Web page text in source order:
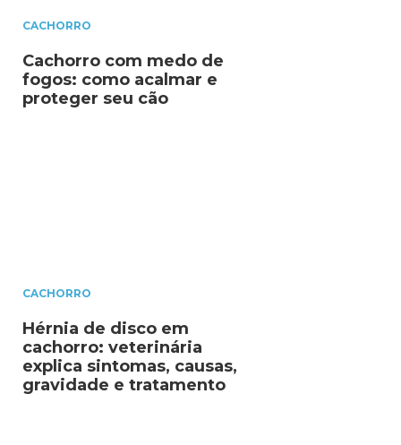
CACHORRO
Cachorro com medo de
fogos: como acalmar e
proteger seu cão
CACHORRO
Hérnia de disco em
cachorro: veterinária
explica sintomas, causas,
gravidade e tratamento